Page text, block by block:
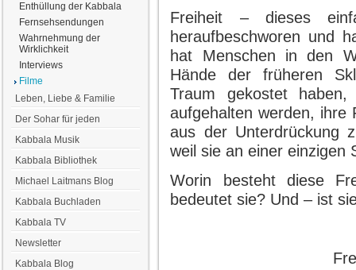
Freiheit – dieses
heraufbeschworen und
hat Menschen in den
Hände der früheren
Traum gekostet
aufgehalten werden, ihre
aus der Unterdrückung
weil sie an einer einzigen
Worin besteht diese
bedeutet sie? Und – ist
Enthüllung der Kabbala
Fernsehsendungen
Wahrnehmung der
Wirklichkeit
Interviews
Filme
Leben, Liebe & Familie
Der Sohar für jeden
Kabbala Musik
Kabbala Bibliothek
Michael Laitmans Blog
Kabbala Buchladen
Kabbala TV
Newsletter
Kabbala Blog